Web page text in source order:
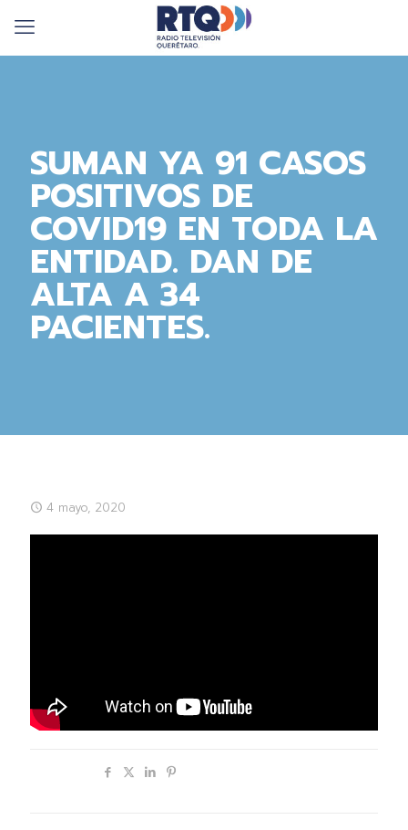
SUMAN YA 91 CASOS
POSITIVOS DE
COVID19 EN TODA LA
ENTIDAD. DAN DE
ALTA A 34
PACIENTES.
4 mayo, 2020